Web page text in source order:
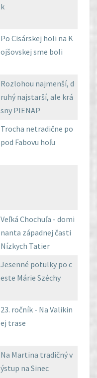
k
Po Cisárskej holi na K
ojšovskej sme boli
Rozlohou najmenší, d
ruhý najstarší, ale krá
sny PIENAP
Trocha netradične po
pod Fabovu hoľu
Veľká Chochuľa - domi
nanta západnej časti
Nízkych Tatier
Jesenné potulky po c
este Márie Széchy
23. ročník - Na Valikin
ej trase
Na Martina tradičný v
ýstup na Sinec